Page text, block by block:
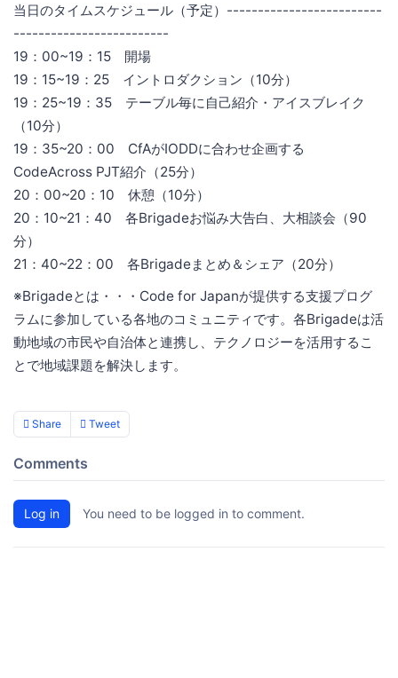
当日のタイムスケジュール（予定）-------------------------
-------------------------
19：00~19：15 開場
19：15~19：25 イントロダクション（10分）
19：25~19：35 テーブル毎に自己紹介・アイスブレイク
（10分）
19：35~20：00 CfAがIODDに合わせ企画する
CodeAcross PJT紹介（25分）
20：00~20：10 休憩（10分）
20：10~21：40 各Brigadeお悩み大告白、大相談会（90
分）
21：40~22：00 各Brigadeまとめ＆シェア（20分）
※Brigadeとは・・・Code for Japanが提供する支援プログ
ラムに参加している各地のコミュニティです。各Brigadeは活
動地域の市民や自治体と連携し、テクノロジーを活用するこ
とで地域課題を解決します。
Share Tweet
Comments
Log in You need to be logged in to comment.